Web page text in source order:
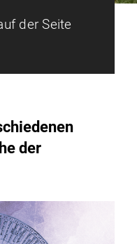
der Seite
der